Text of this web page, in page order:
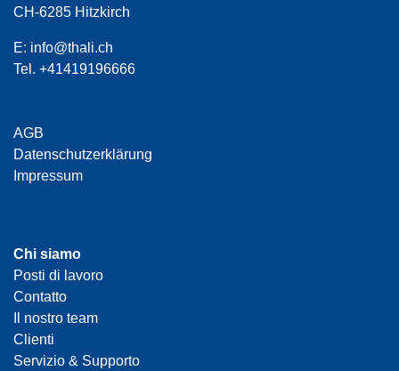
CH-6285 Hitzkirch
E: info@thali.ch
Tel. +41419196666
AGB
Datenschutzerklärung
Impressum
Chi siamo
Posti di lavoro
Contatto
Il nostro team
Clienti
Servizio & Supporto